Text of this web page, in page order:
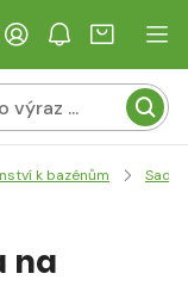
k bazénům Sady,
na